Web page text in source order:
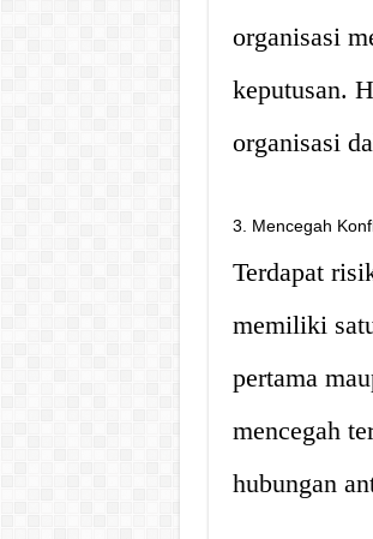
organisasi
keputusan.
organisasi
3. Mencegah
Terdapat
memiliki
pertama
mencegah
hubungan